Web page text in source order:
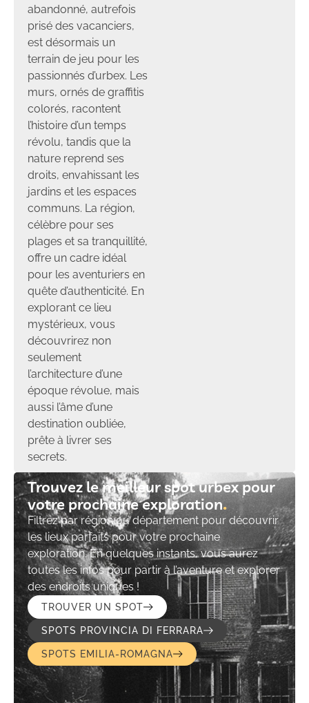
abandonné, autrefois
prisé des vacanciers,
est désormais un
terrain de jeu pour les
passionnés d’urbex. Les
murs, ornés de graffitis
colorés, racontent
l’histoire d’un temps
révolu, tandis que la
nature reprend ses
droits, envahissant les
jardins et les espaces
communs. La région,
célèbre pour ses
plages et sa tranquillité,
offre un cadre idéal
pour les aventuriers en
quête d’authenticité. En
explorant ce lieu
mystérieux, vous
découvrirez non
seulement
l’architecture d’une
époque révolue, mais
aussi l’âme d’une
destination oubliée,
prête à livrer ses
secrets.
Trouvez le meilleur spot urbex pour
votre prochaine exploration​
Filtrez par région ou département pour découvrir
les lieux parfaits pour votre prochaine
exploration. En quelques instants, vous aurez
toutes les infos pour partir à l’aventure et explorer
des endroits uniques !
TROUVER UN SPOT
SPOTS PROVINCIA DI FERRARA
SPOTS EMILIA-ROMAGNA